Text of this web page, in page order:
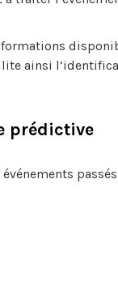
ainsi
prédictive